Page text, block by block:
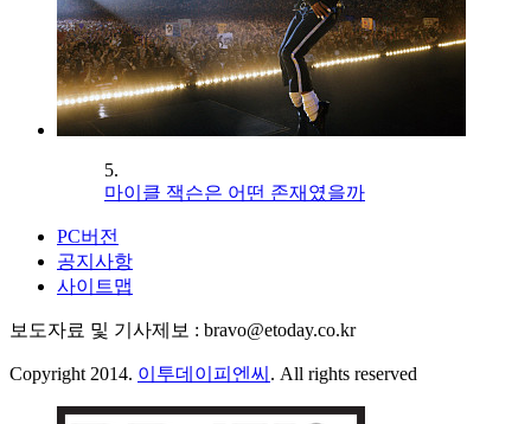
5.
마이클 잭슨은 어떤 존재였을까
PC버전
공지사항
사이트맵
보도자료 및 기사제보 : bravo@etoday.co.kr
Copyright 2014. 이투데이피엔씨 . All rights reserved